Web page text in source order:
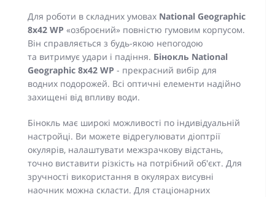
Для роботи в складних умовах National Geographic
8x42 WP «озброєний» повністю гумовим корпусом.
Він справляється з будь-якою непогодою
та витримує удари і падіння. Бінокль National
Geographic 8x42 WP - прекрасний вибір для
водних подорожей. Всі оптичні елементи надійно
захищені від впливу води.
Бінокль має широкі можливості по індивідуальній
настройці. Ви можете відрегулювати діоптрії
окулярів, налаштувати межзрачкову відстань,
точно виставити різкість на потрібний об'єкт. Для
зручності використання в окулярах висувні
наочник можна скласти. Для стаціонарних